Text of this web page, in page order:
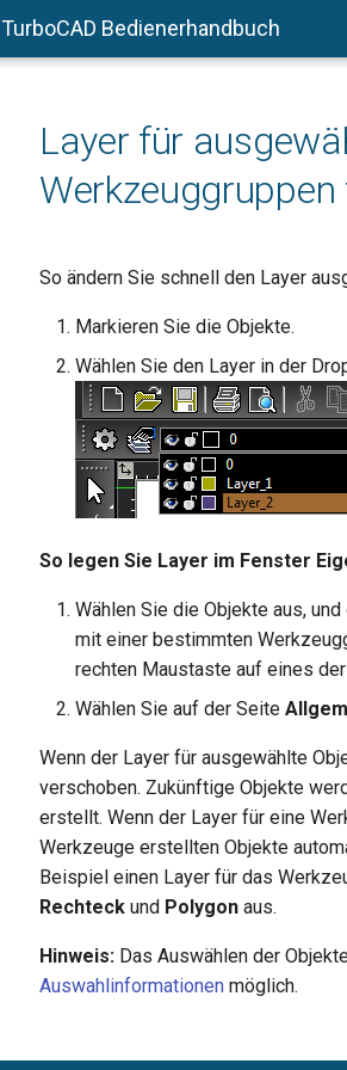
TurboCAD Bedienerhandbuch
Layer für
So ändern Sie schnell den Layer
Markieren Sie die Objekte.
Wählen Sie den Layer in der
So legen Sie Layer im Fenster
Wählen Sie die Objekte aus,
mit einer bestimmten
rechten Maustaste auf eines
Wählen Sie auf der Seite
Wenn der Layer für ausgewählte
verschoben. Zukünftige Objekte
erstellt. Wenn der Layer für eine
Werkzeuge erstellten Objekte
Beispiel einen Layer für das
Rechteck und Polygon aus.
Hinweis: Das Auswählen der
Auswahlinformationen möglich.